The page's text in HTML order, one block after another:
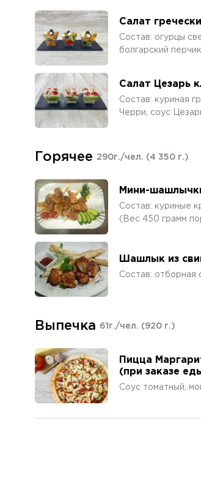
Салат
Состав: огурцы
болгарский
Салат Цезарь
Состав: куриная
Черри, соус
Горячее 290г./чел. (4 350 г.)
Мини-
Состав: куриные
(Вес 450 грамм
Шашлык из
Состав: отборная
Выпечка 61г./чел. (920 г.)
Пицца
(при заказе
Соус томатный,